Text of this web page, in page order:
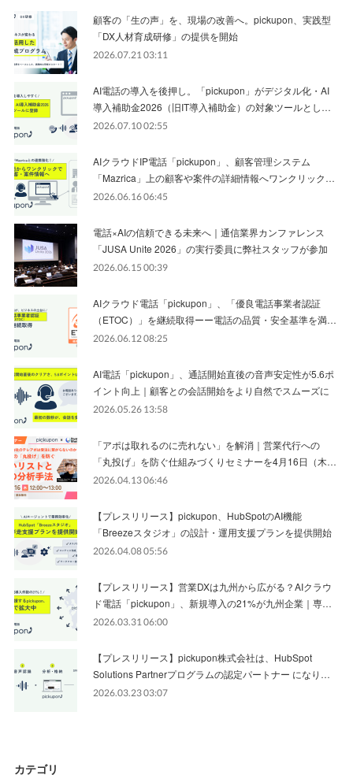
顧客の「生の声」を、現場の改善へ。pickupon、実践型
「DX人材育成研修」の提供を開始
2026.07.21 03:11
AI電話の導入を後押し。「pickupon」がデジタル化・AI
導入補助金2026（旧IT導入補助金）の対象ツールとし…
2026.07.10 02:55
AIクラウドIP電話「pickupon」、顧客管理システム
「Mazrica」上の顧客や案件の詳細情報へワンクリック…
2026.06.16 06:45
電話×AIの信頼できる未来へ｜通信業界カンファレンス
「JUSA Unite 2026」の実行委員に弊社スタッフが参加
2026.06.15 00:39
AIクラウド電話「pickupon」、「優良電話事業者認証
（ETOC）」を継続取得ーー電話の品質・安全基準を満…
2026.06.12 08:25
AI電話「pickupon」、通話開始直後の音声安定性が5.6ポ
イント向上｜顧客との会話開始をより自然でスムーズに
2026.05.26 13:58
「アポは取れるのに売れない」を解消｜営業代行への
「丸投げ」を防ぐ仕組みづくりセミナーを4月16日（木…
2026.04.13 06:46
【プレスリリース】pickupon、HubSpotのAI機能
「Breezeスタジオ」の設計・運用支援プランを提供開始
2026.04.08 05:56
【プレスリリース】営業DXは九州から広がる？AIクラウ
ド電話「pickupon」、新規導入の21%が九州企業｜専…
2026.03.31 06:00
【プレスリリース】pickupon株式会社は、HubSpot
Solutions Partnerプログラムの認定パートナー になり…
2026.03.23 03:07
カテゴリ